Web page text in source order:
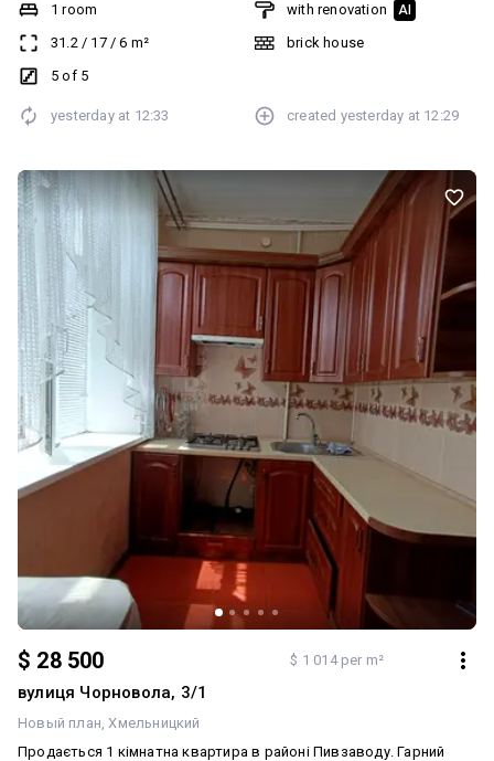
1 room
31.2/ 17/6 m²
5 of 5
with renovation AI
brick house
yesterday at 12:33 created yesterday at 12:29
$ 28 500 $ 1 014 per m²
вулиця Чорновола, 3/1
Новый план Хмельницкий
Продається 1 кімнатна квартира в районі Пивзаводу. Гарний